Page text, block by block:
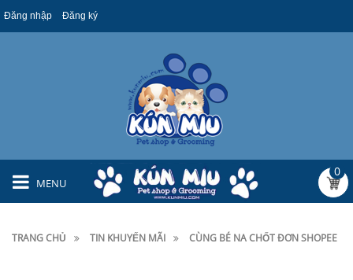
Đăng nhập Đăng ký
MENU
0
TRANG CHỦ TIN KHUYẾN MÃI CÙNG BÉ NA CHỐT ĐƠN SHOPEE